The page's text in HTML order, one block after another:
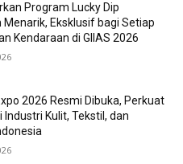
Program Lucky Dip
Menarik, Eksklusif bagi Setiap
Kendaraan di GIIAS 2026
2026 Resmi Dibuka, Perkuat
Industri Kulit, Tekstil, dan